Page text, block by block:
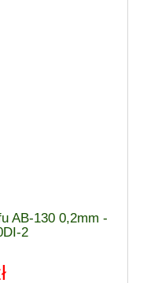
AB-130 0,2mm -
2